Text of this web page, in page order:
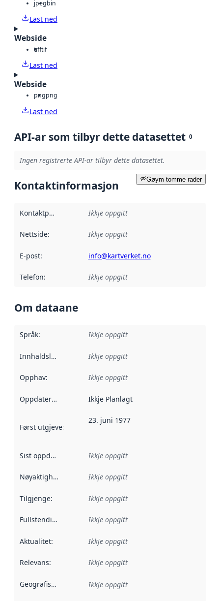
jpegbin
Last ned
Webside
tifftif
Last ned
Webside
pngpng
Last ned
API-ar som tilbyr dette datasettet 0
Ingen registrerte API-ar tilbyr dette datasettet.
Gøym tomme rader
Kontaktinformasjon
Kontaktpunkt Ikkje oppgitt
Nettside: Ikkje oppgitt
E-post: info@kartverket.no
Telefon: Ikkje oppgitt
Om dataane
Språk: Ikkje oppgitt
Innhaldsleverandørar :
Ikkje oppgitt
Opphav: Ikkje oppgitt
Oppdateringsfrekvens :
Ikkje Planlagt
Først utgjeve: Denne datoen seier når dataa i dette
23. juni 1977
Sist oppdatert Ikkje oppgitt
Nøyaktigheit Ikkje oppgitt
Tilgjenge: Ikkje oppgitt
Fullstendigheit Ikkje oppgitt
Aktualitet: Ikkje oppgitt
Relevans: Ikkje oppgitt
Geografisk område Ikkje oppgitt